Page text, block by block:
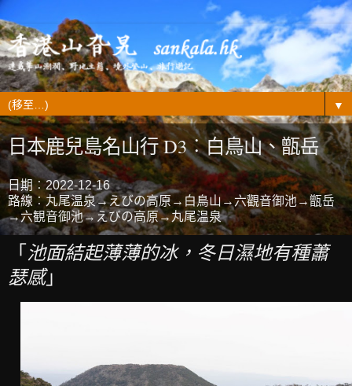
▼
日本鹿兒島名山行 D3︰白鳥山、甑岳
日期︰2022-12-16
路線︰丸尾温泉→えびの高原→白鳥山→六觀音御池→甑岳
→六観音御池→えびの高原→丸尾温泉
「 池面結起薄薄的冰，冬日濕地有種蕭
瑟感」